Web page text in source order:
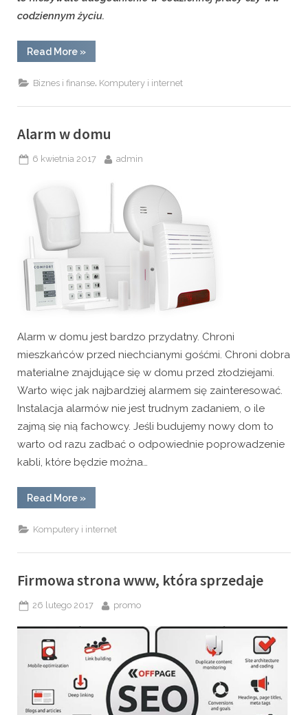
codziennym życiu.
Read More“Program
do
hotelu”
»
Biznes i finanse, Komputery i internet
Alarm w domu
Posted
6 kwietnia 2017 By
admin
Alarm w domu jest bardzo przydatny. Chroni
mieszkańców przed niechcianymi gośćmi. Chroni dobra
materialne znajdujące się w domu przed złodziejami.
Warto więc jak najbardziej alarmem się zainteresować.
Instalacja alarmów nie jest trudnym zadaniem, o ile
zajmą się nią fachowcy. Jeśli budujemy nowy dom to
warto od razu zadbać o odpowiednie poprowadzenie
kabli, które będzie można…
Read More“Alarm
w
»
Komputery i internet
Firmowa strona www, która sprzedaje
Posted
26 lutego 2017 By
promo